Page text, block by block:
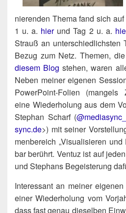
nie­ren­den The­ma fand sich
1 u. a. hierund Tag 2 u. a.
Strauß an unter­schied­lichs­ten
Bezug zum Netz. The­men,
die­sem Blog ste­hen, waren
Neben mei­ner eige­nen
Power­Point-Foli­en
eine Wie­der­ho­lung aus dem
Ste­phan Scharf (
sync​.de>) mit sei­ner
men­be­reich „Visua­li­sie­ren
bar berührt. Ven­tuz ist auf
und Ste­phans Begeis­te­rung
Inter­es­sant an mei­ner
einer Wie­der­ho­lung vom
dass fast genau die­sel­ben